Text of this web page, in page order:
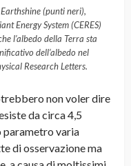
(punti neri),
Energy System (CERES)
l’albedo della Terra sta
dell’albedo nel
Research Letters.
non voler dire
da circa 4,5
varia
di osservazione ma